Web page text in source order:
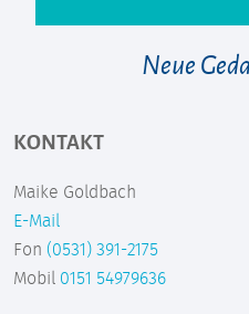
Neue
KONTAKT
Maike Goldbach
E-Mail
Fon (0531) 391-2175
Mobil 0151 54979636